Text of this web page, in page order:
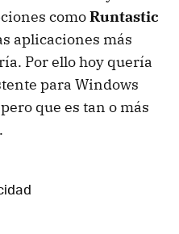
comoRuntastic
aplicaciones más
Por ello hoy quería
para Windows
que es tan o más